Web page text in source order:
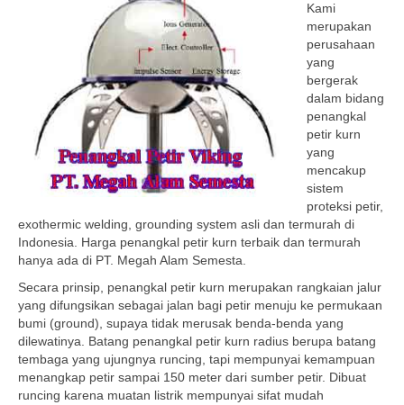
Kami
merupakan
perusahaan
yang
bergerak
dalam bidang
penangkal
petir kurn
yang
mencakup
sistem
proteksi petir,
exothermic welding, grounding system asli dan termurah di
Indonesia. Harga penangkal petir kurn terbaik dan termurah
hanya ada di PT. Megah Alam Semesta.
Secara prinsip, penangkal petir kurn merupakan rangkaian jalur
yang difungsikan sebagai jalan bagi petir menuju ke permukaan
bumi (ground), supaya tidak merusak benda-benda yang
dilewatinya. Batang penangkal petir kurn radius berupa batang
tembaga yang ujungnya runcing, tapi mempunyai kemampuan
menangkap petir sampai 150 meter dari sumber petir. Dibuat
runcing karena muatan listrik mempunyai sifat mudah